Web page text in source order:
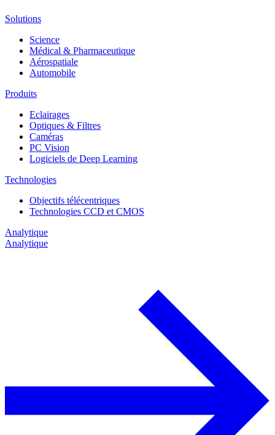
Solutions
Science
Médical & Pharmaceutique
Aérospatiale
Automobile
Produits
Eclairages
Optiques & Filtres
Caméras
PC Vision
Logiciels de Deep Learning
Technologies
Objectifs télécentriques
Technologies CCD et CMOS
Analytique
Analytique